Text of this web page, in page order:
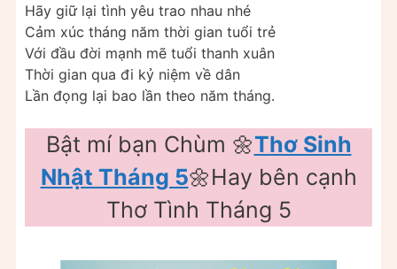
Hãy giữ lại tình yêu trao nhau nhé
Cảm xúc tháng năm thời gian tuổi trẻ
Với đầu đời mạnh mẽ tuổi thanh xuân
Thời gian qua đi kỷ niệm về dân
Lần đọng lại bao lần theo năm tháng.
Bật mí bạn Chùm 🌼Thơ Sinh
Nhật Tháng 5🌼Hay bên cạnh
Thơ Tình Tháng 5